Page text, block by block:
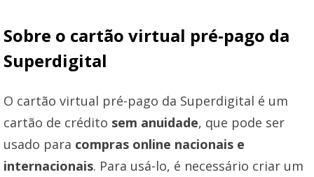
Sobre o cartão virtual pré-pago da
Superdigital
O cartão virtual pré-pago da Superdigital é um
cartão de crédito sem anuidade, que pode ser
usado para compras online nacionais e
internacionais. Para usá-lo, é necessário criar um